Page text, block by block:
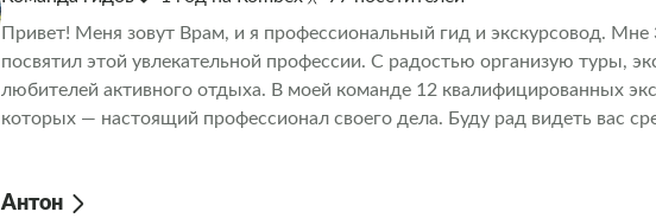
Привет! Меня зовут Врам, и я профессиональный гид и экскурсовод. Мне
посвятил этой увлекательной профессии. С радостью организую туры,
любителей активного отдыха. В моей команде 12 квалифицированных
которых — настоящий профессионал своего дела. Буду рад видеть вас
Антон